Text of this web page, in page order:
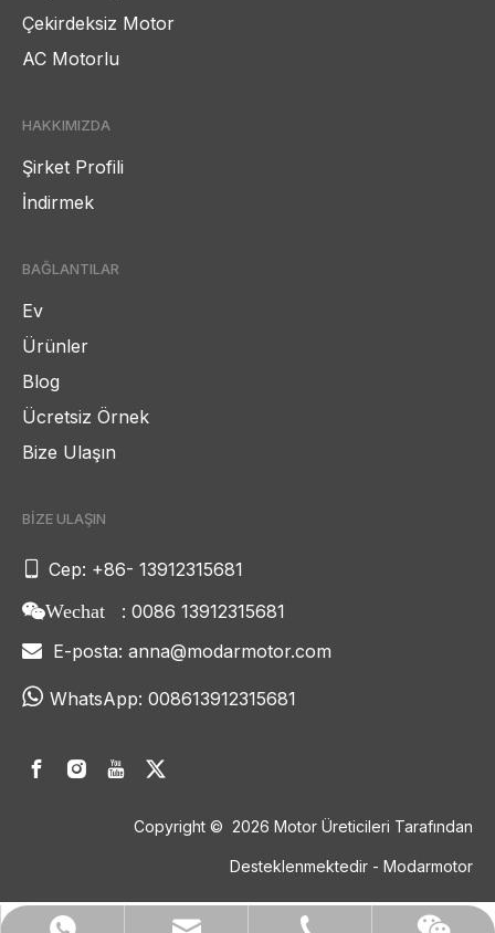
Çekirdeksiz Motor
AC Motorlu
HAKKIMIZDA
Şirket Profili
İndirmek
BAĞLANTILAR
Ev
Ürünler
Blog
Ücretsiz Örnek
Bize Ulaşın
BİZE ULAŞIN
 Cep: +86- 13912315681
Wechat : 0086 13912315681
 E-posta: anna@modarmotor.com
 WhatsApp: 008613912315681
Copyright © 2026 Motor Üreticileri Tarafından
Desteklenmektedir - Modarmotor